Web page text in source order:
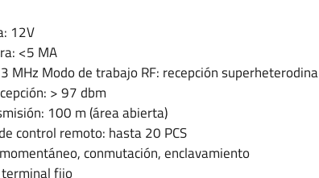
12V
<5 MA
MHz Modo de trabajo RF: recepción superheterodina
> 97 dbm
100 m (área abierta)
control remoto: hasta 20 PCS
conmutación, enclavamiento
terminal fijo